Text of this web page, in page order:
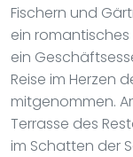
Fischern und
ein
ein
Reise im Herzen
mitgenommen.
Terrasse des
im Schatten der